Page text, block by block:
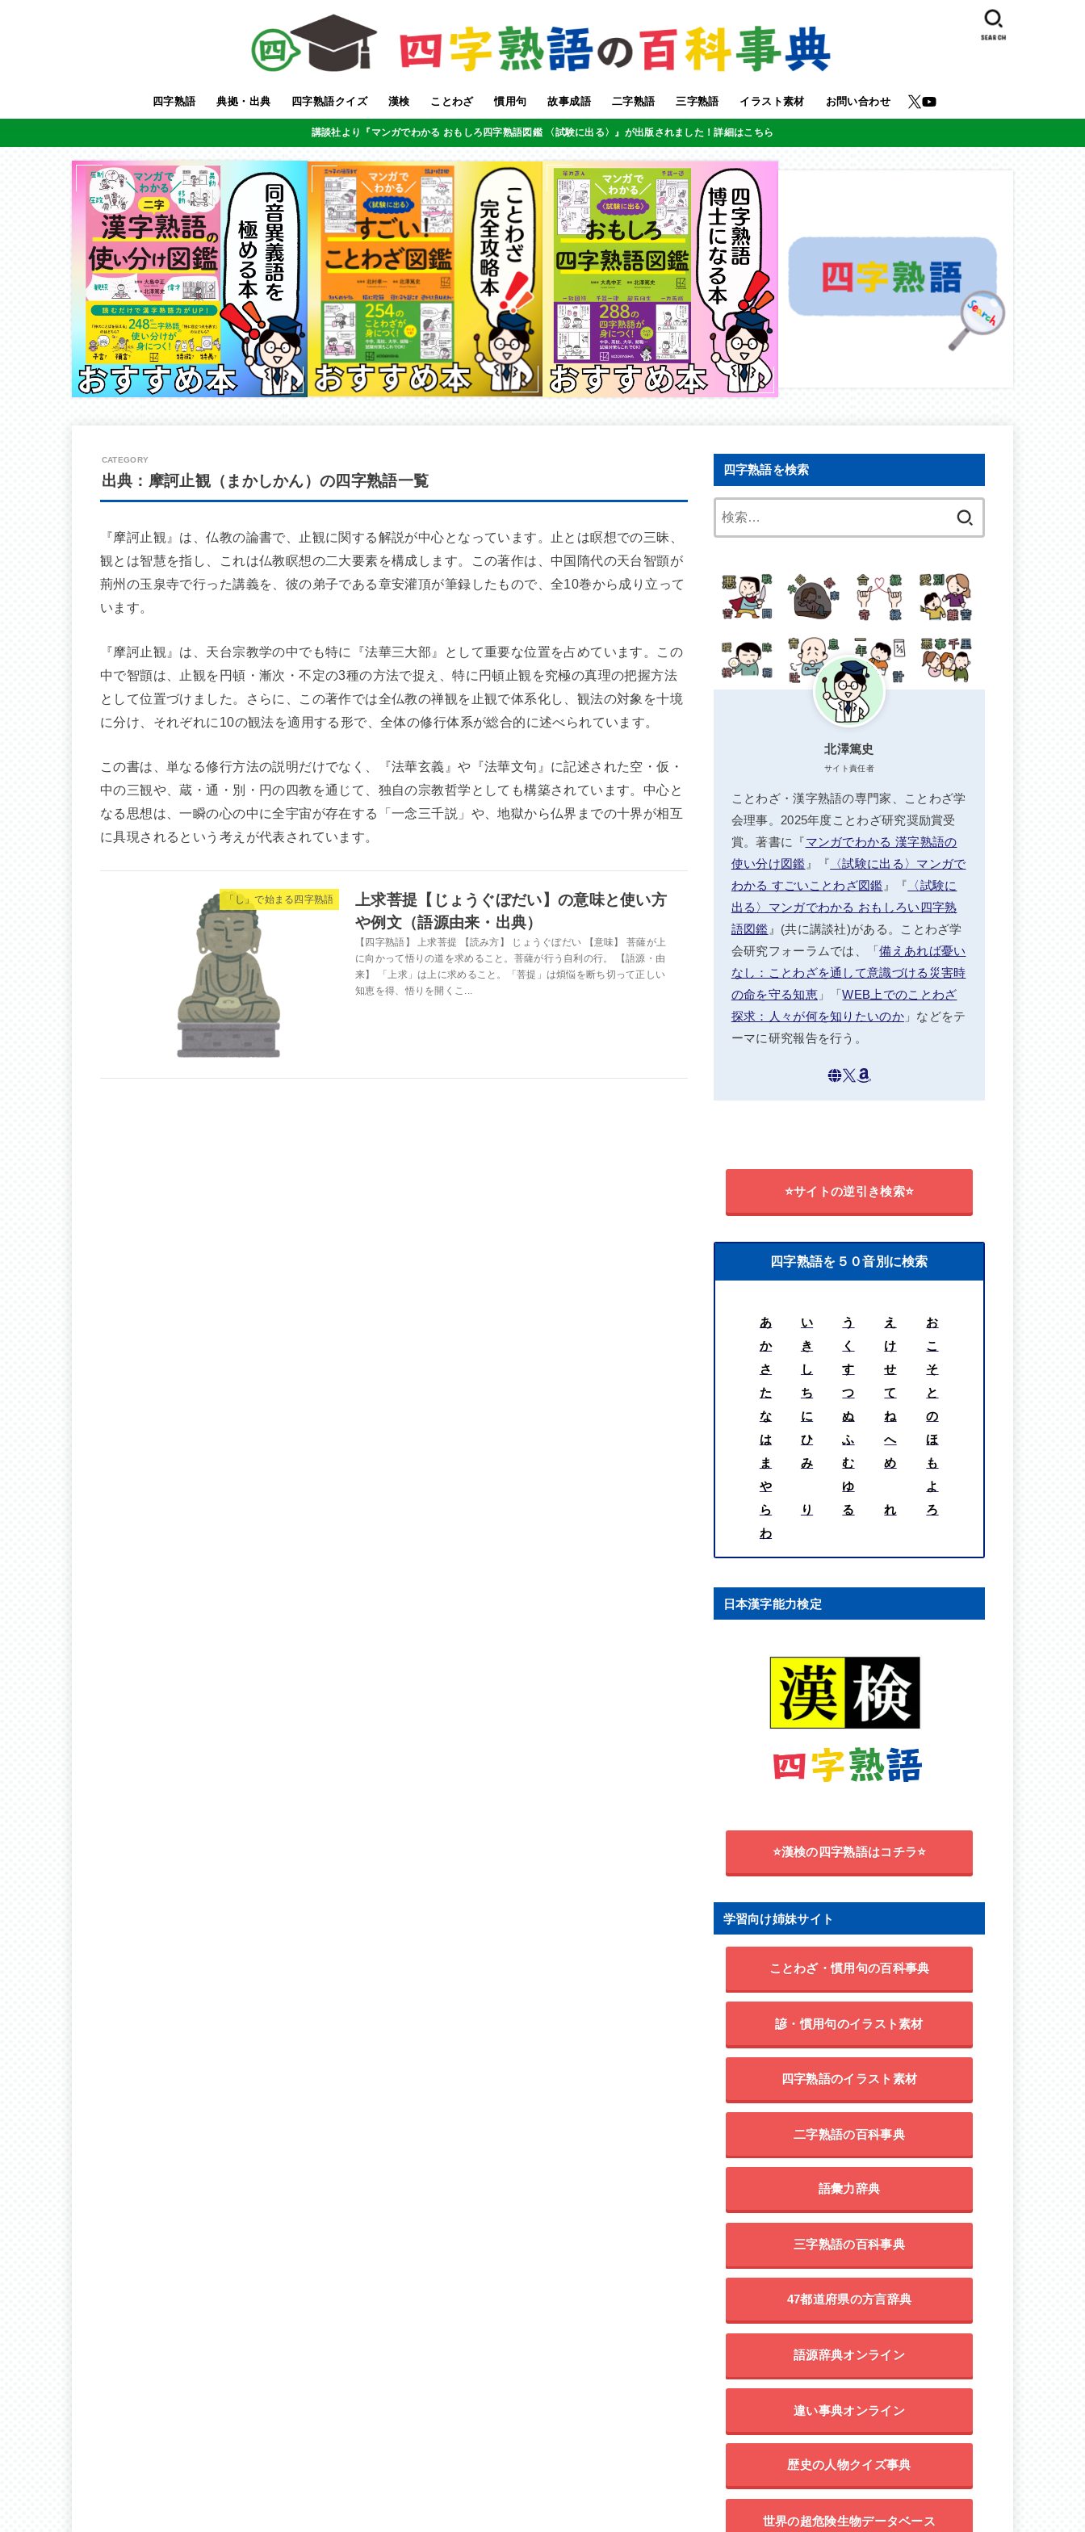
四字熟語 典拠・出典 四字熟語クイズ 漢検 ことわざ 慣用句 故事成語 二字熟語 三字熟語 イラスト素材 お問い合わせ
SEARCH
講談社より『マンガでわかる おもしろ四字熟語図鑑 〈試験に出る〉』が出版されました！詳細はこちら
出典：摩訶止観（まかしかん）の四字熟語一覧
『摩訶止観』は、仏教の論書で、止観に関する解説が中心となっています。止とは瞑想での三昧、
観とは智慧を指し、これは仏教瞑想の二大要素を構成します。この著作は、中国隋代の天台智顗が
荊州の玉泉寺で行った講義を、彼の弟子である章安灌頂が筆録したもので、全10巻から成り立って
います。
『摩訶止観』は、天台宗教学の中でも特に『法華三大部』として重要な位置を占めています。この
中で智顗は、止観を円頓・漸次・不定の3種の方法で捉え、特に円頓止観を究極の真理の把握方法
として位置づけました。さらに、この著作では全仏教の禅観を止観で体系化し、観法の対象を十境
に分け、それぞれに10の観法を適用する形で、全体の修行体系が総合的に述べられています。
この書は、単なる修行方法の説明だけでなく、『法華玄義』や『法華文句』に記述された空・仮・
中の三観や、蔵・通・別・円の四教を通じて、独自の宗教哲学としても構築されています。中心と
なる思想は、一瞬の心の中に全宇宙が存在する「一念三千説」や、地獄から仏界までの十界が相互
に具現されるという考えが代表されています。
「し」で始まる四字熟語
上求菩提【じょうぐぼだい】の意味と使い方
や例文（語源由来・出典）
【四字熟語】 上求菩提 【読み方】 じょうぐぼだい 【意味】 菩薩が上
に向かって悟りの道を求めること。菩薩が行う自利の行。 【語源・由
来】 「上求」は上に求めること。「菩提」は煩悩を断ち切って正しい
知恵を得、悟りを開くこ...
四字熟語を検索
北澤篤史
サイト責任者
ことわざ・漢字熟語の専門家、ことわざ学
会理事。2025年度ことわざ研究奨励賞受
賞。著書に『マンガでわかる 漢字熟語の
使い分け図鑑 』『 〈試験に出る〉マンガで
わかる すごいことわざ図鑑 』『 〈試験に
出る〉マンガでわかる おもしろい四字熟
語図鑑 』(共に講談社)がある。ことわざ学
会研究フォーラムでは、「備えあれば憂い
なし：ことわざを通して意識づける災害時
の命を守る知恵」「WEB上でのことわざ
探求：人々が何を知りたいのか」などをテ
ーマに研究報告を行う。
⭐サイトの逆引き検索⭐
四字熟語を５０音別に検索
あ い う え
お
か
き く け
こ
さ
し す せ
そ
た
ち つ て
と
な
に ぬ ね
の
は
ひ ふ へ
ほ
ま
み む め
も
や
ゆ
よ
ら
り る れ
ろ
わ
日本漢字能力検定
⭐漢検の四字熟語はコチラ⭐
学習向け姉妹サイト
ことわざ・慣用句の百科事典
諺・慣用句のイラスト素材
四字熟語のイラスト素材
二字熟語の百科事典
語彙力辞典
三字熟語の百科事典
47都道府県の方言辞典
語源辞典オンライン
違い事典オンライン
歴史の人物クイズ事典
世界の超危険生物データベース